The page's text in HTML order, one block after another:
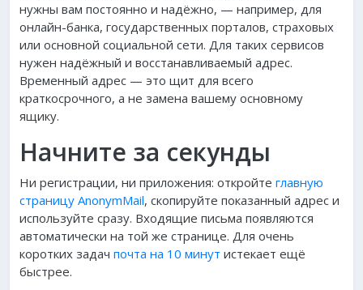
нужны вам постоянно и надёжно, — например, для
онлайн-банка, государственных порталов, страховых
или основной социальной сети. Для таких сервисов
нужен надёжный и восстанавливаемый адрес.
Временный адрес — это щит для всего
краткосрочного, а не замена вашему основному
ящику.
Начните за секунды
Ни регистрации, ни приложения: откройте главную
страницу AnonymMail, скопируйте показанный адрес и
используйте сразу. Входящие письма появляются
автоматически на той же странице. Для очень
коротких задач почта на 10 минут истекает ещё
быстрее.